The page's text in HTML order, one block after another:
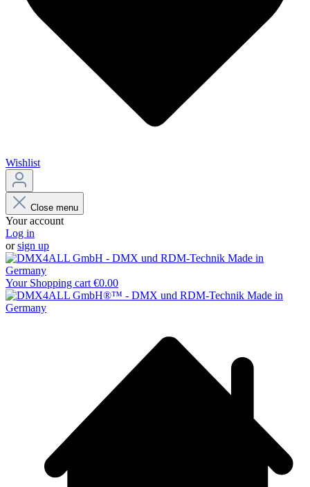
Wishlist
Close menu
Your account
Log in
orsign up
Your Shopping cart €0.00